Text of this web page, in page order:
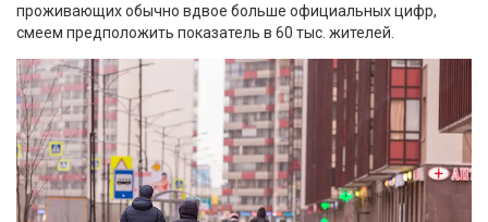
проживающих обычно вдвое больше официальных цифр,
смеем предположить показатель в 60 тыс. жителей.